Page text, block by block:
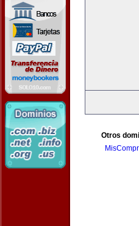
Otros